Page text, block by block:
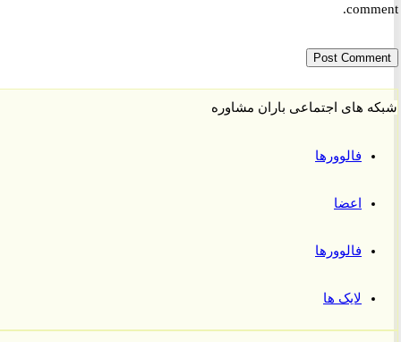
های اجتماعی باران مشاوره
فالوورها
اعضا
فالوورها
لایک ها